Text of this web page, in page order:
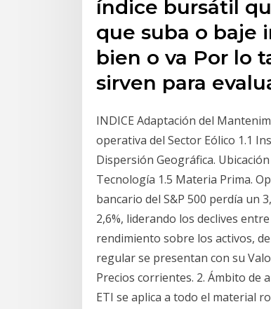
índice bursátil
que suba o baje
bien o va Por lo
sirven para
INDICE Adaptación del
operativa del Sector Eólico 1.1
Dispersión Geográfica.
Tecnología 1.5 Materia Prima.
bancario del S&P 500 perdía un
2,6%, liderando los declives
rendimiento sobre los activos,
regular se presentan con su
Precios corrientes. 2. Ámbito de
ETI se aplica a todo el material